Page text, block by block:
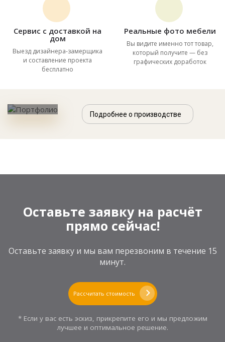
Сервис с доставкой на
дом
Выезд дизайнера-замерщика
и составление проекта
бесплатно
Реальные фото мебели
Вы видите именно тот товар,
который получите — без
графических доработок
Подробнее о производстве
Оставьте заявку на расчёт
прямо сейчас!
Оставьте заявку и мы вам перезвоним в течение 15
минут.
Рассчитать стоимость
* Если у вас есть эскиз, прикрепите его и мы предложим
лучшее и оптимальное решение.